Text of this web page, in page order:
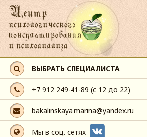
ВЫБРАТЬ СПЕЦИАЛИСТА
+7 912 249-41-89 (с 12 до 22)
bakalinskaya.marina@yandex.ru
Мы в соц. сетях